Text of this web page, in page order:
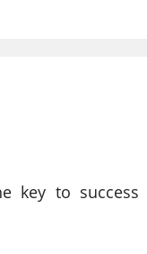
key to success